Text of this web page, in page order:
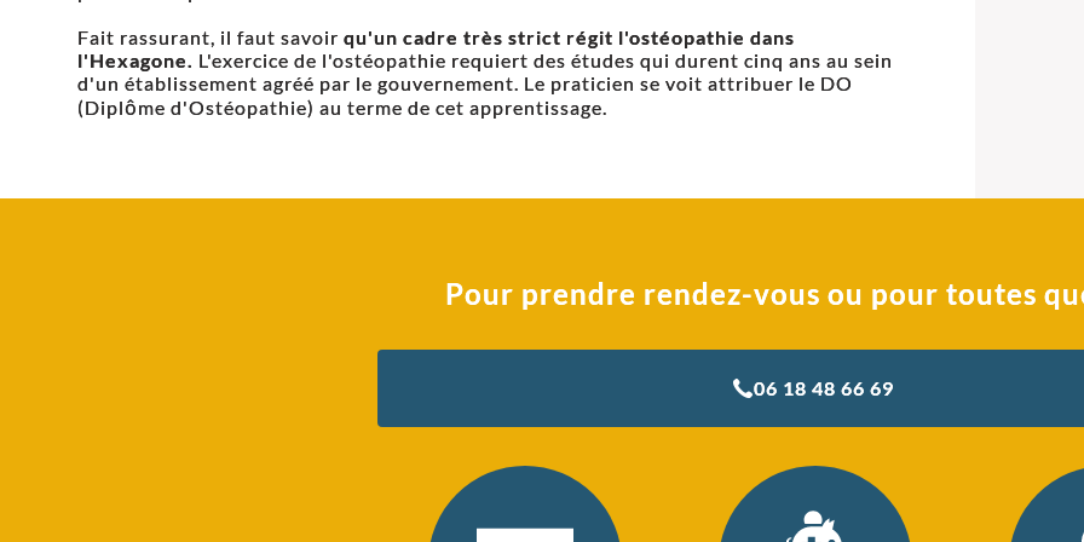
Fait rassurant, il faut savoir qu'un cadre très strict régit l'ostéopathie dans
l'Hexagone. L'exercice de l'ostéopathie requiert des études qui durent cinq ans au sein
d'un établissement agréé par le gouvernement. Le praticien se voit attribuer le DO
(Diplôme d'Ostéopathie) au terme de cet apprentissage.
Pour prendre rendez-vous ou pour toutes
06 18 48 66 69